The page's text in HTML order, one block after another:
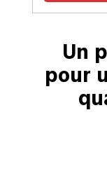
Un
pour